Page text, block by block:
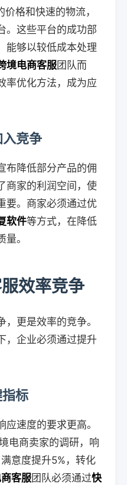
格和快速的物流，
。这些平台的成功部
能够以较低成本处理
境电商客服团队而
率优化方法，成为应
竞争
布降低部分产品的佣
商家的利润空间，使
要。商家必须通过优
软件等方式，在降低
。
效率竞争
更是效率的竞争。
，企业必须通过提升
标
速度的要求更高。
电商卖家的调研，响
意度提升5%，转化
客服团队必须通过快